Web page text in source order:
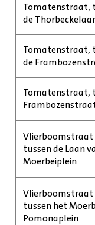
Tomatenstraat,
de
Tomatenstraat,
de
Tomatenstraat,
Vlierboomstraat
tussen de Laan
Moerbeiplein
Vlierboomstraat
tussen het
Pomonaplein